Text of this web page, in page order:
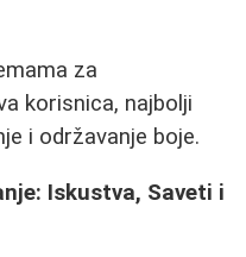
za
korisnica, najbolji
i održavanje boje.
Iskustva, Saveti i